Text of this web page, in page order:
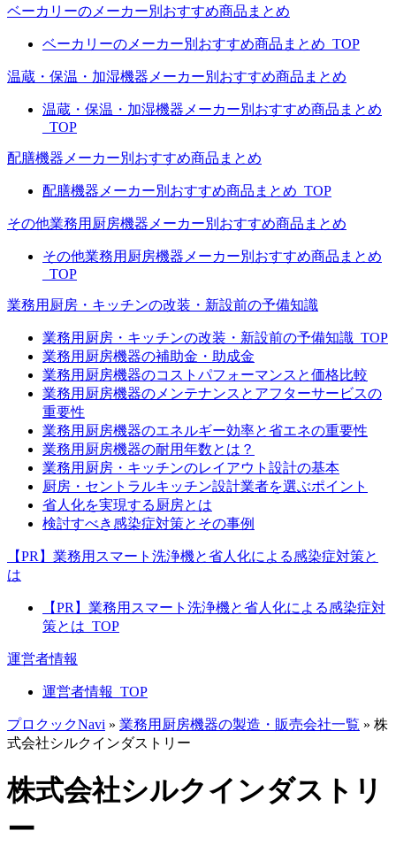
ベーカリーのメーカー別おすすめ商品まとめ
ベーカリーのメーカー別おすすめ商品まとめ_TOP
温蔵・保温・加湿機器メーカー別おすすめ商品まとめ
温蔵・保温・加湿機器メーカー別おすすめ商品まとめ
_TOP
配膳機器メーカー別おすすめ商品まとめ
配膳機器メーカー別おすすめ商品まとめ_TOP
その他業務用厨房機器メーカー別おすすめ商品まとめ
その他業務用厨房機器メーカー別おすすめ商品まとめ
_TOP
業務用厨房・キッチンの改装・新設前の予備知識
業務用厨房・キッチンの改装・新設前の予備知識_TOP
業務用厨房機器の補助金・助成金
業務用厨房機器のコストパフォーマンスと価格比較
業務用厨房機器のメンテナンスとアフターサービスの
重要性
業務用厨房機器のエネルギー効率と省エネの重要性
業務用厨房機器の耐用年数とは？
業務用厨房・キッチンのレイアウト設計の基本
厨房・セントラルキッチン設計業者を選ぶポイント
省人化を実現する厨房とは
検討すべき感染症対策とその事例
【PR】業務用スマート洗浄機と省人化による感染症対策と
は
【PR】業務用スマート洗浄機と省人化による感染症対
策とは_TOP
運営者情報
運営者情報_TOP
プロクックNavi » 業務用厨房機器の製造・販売会社一覧 » 株
式会社シルクインダストリー
株式会社シルクインダストリ
ー